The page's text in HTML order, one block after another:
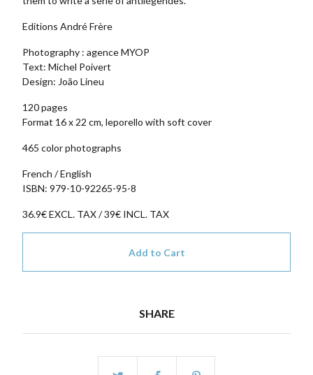
Editions André Frère
Photography : agence MYOP
Text: Michel Poivert
Design: João Lineu
120 pages
Format 16 x 22 cm, leporello with soft cover
465 color photographs
French / English
ISBN: 979-10-92265-95-8
36.9€ EXCL. TAX / 39€ INCL. TAX
Add to Cart
SHARE